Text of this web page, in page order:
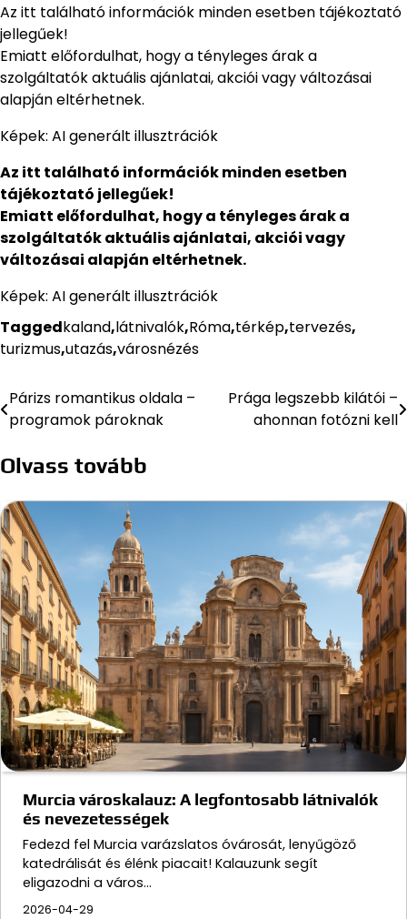
Az itt található információk minden esetben tájékoztató
jellegűek!
Emiatt előfordulhat, hogy a tényleges árak a
szolgáltatók aktuális ajánlatai, akciói vagy változásai
alapján eltérhetnek.
Képek: AI generált illusztrációk
Az itt található információk minden esetben
tájékoztató jellegűek!
Emiatt előfordulhat, hogy a tényleges árak a
szolgáltatók aktuális ajánlatai, akciói vagy
változásai alapján eltérhetnek.
Képek: AI generált illusztrációk
Taggedkaland,látnivalók,Róma,térkép,tervezés,
turizmus,utazás,városnézés
Bejegyzés
navigáció
Párizs romantikus oldala –
programok pároknak
Prága legszebb kilátói –
ahonnan fotózni kell
Olvass tovább
Murcia városkalauz: A legfontosabb látnivalók
és nevezetességek
Fedezd fel Murcia varázslatos óvárosát, lenyűgöző
katedrálisát és élénk piacait! Kalauzunk segít
eligazodni a város…
2026-04-29